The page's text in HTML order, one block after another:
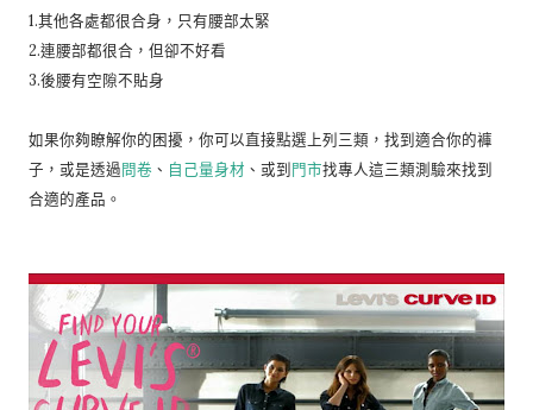
1.其他各處都很合身，只有腰部太緊
2.連腰部都很合，但卻不好看
3.後腰有空隙不貼身
如果你夠瞭解你的困擾，你可以直接點選上列三類，找到適合你的褲
子，或是透過問卷 、 自己量身材 、或到門市找專人這三類測驗來找到
合適的產品。